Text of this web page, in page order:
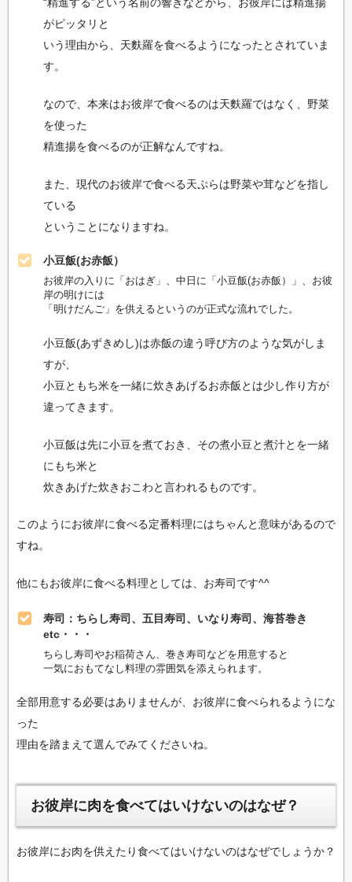
がピッタリと
いう理由から、天麩羅を食べるようになったとされていま
す。
なので、本来はお彼岸で食べるのは天麩羅ではなく、野菜
を使った
精進揚を食べるのが正解なんですね。
また、現代のお彼岸で食べる天ぷらは野菜や茸などを指し
ている
ということになりますね。
小豆飯(お赤飯）
お彼岸の入りに「おはぎ」、中日に「小豆飯(お赤飯）」、お彼
岸の明けには
「明けだんご」を供えるというのが正式な流れでした。
小豆飯(あずきめし)は赤飯の違う呼び方のような気がしま
すが、
小豆ともち米を一緒に炊きあげるお赤飯とは少し作り方が
違ってきます。
小豆飯は先に小豆を煮ておき、その煮小豆と煮汁とを一緒
にもち米と
炊きあげた炊きおこわと言われるものです。
このようにお彼岸に食べる定番料理にはちゃんと意味があるので
すね。
他にもお彼岸に食べる料理としては、お寿司です^^
寿司：ちらし寿司、五目寿司、いなり寿司、海苔巻き
etc・・・
ちらし寿司やお稲荷さん、巻き寿司などを用意すると
一気におもてなし料理の雰囲気を添えられます。
全部用意する必要はありませんが、お彼岸に食べられるようにな
った
理由を踏まえて選んでみてくださいね。
お彼岸に肉を食べてはいけないのはなぜ？
お彼岸にお肉を供えたり食べてはいけないのはなぜでしょうか？